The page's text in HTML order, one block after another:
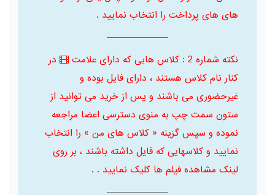
های های پرداخت را انتخاب نمایید .
نکته شماره 2 : کلاس هایی که دارای علامت
در
کنار نام کلاس هستند ، دارای فایل بوده و
غیرحضوری می باشند و پس از خرید می توانید از
ستون سمت چپ به منوی دسترسی اعضا مراجعه
نموده و سپس گزینه « کلاس های من » را انتخاب
نمایید و کلاسهایی که فایل داشته باشند ، بر روی
لینک مشاهده فیلم ها کلیک نمایید . .